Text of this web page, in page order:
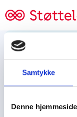
Samtykke
Denne